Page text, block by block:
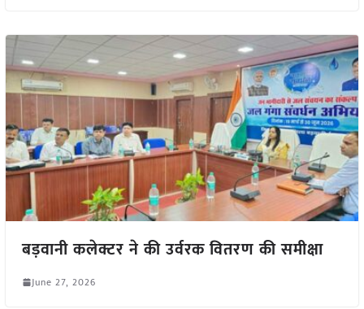
बड़वानी कलेक्टर ने की उर्वरक वितरण की समीक्षा
June 27, 2026